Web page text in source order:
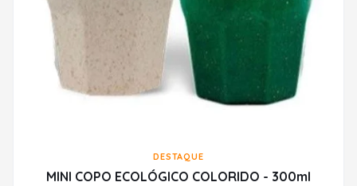
DESTAQUE
MINI COPO ECOLÓGICO COLORIDO - 300ml